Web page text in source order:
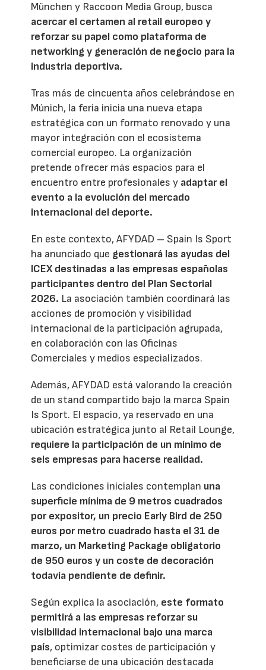
München y Raccoon Media Group, busca
acercar el certamen al retail europeo y
reforzar su papel como plataforma de
networking y generación de negocio para la
industria deportiva.
Tras más de cincuenta años celebrándose en
Múnich, la feria inicia una nueva etapa
estratégica con un formato renovado y una
mayor integración con el ecosistema
comercial europeo. La organización
pretende ofrecer más espacios para el
encuentro entre profesionales y adaptar el
evento a la evolución del mercado
internacional del deporte.
En este contexto, AFYDAD – Spain Is Sport
ha anunciado que gestionará las ayudas del
ICEX destinadas a las empresas españolas
participantes dentro del Plan Sectorial
2026. La asociación también coordinará las
acciones de promoción y visibilidad
internacional de la participación agrupada,
en colaboración con las Oficinas
Comerciales y medios especializados.
Además, AFYDAD está valorando la creación
de un stand compartido bajo la marca Spain
Is Sport. El espacio, ya reservado en una
ubicación estratégica junto al Retail Lounge,
requiere la participación de un mínimo de
seis empresas para hacerse realidad.
Las condiciones iniciales contemplan una
superficie mínima de 9 metros cuadrados
por expositor, un precio Early Bird de 250
euros por metro cuadrado hasta el 31 de
marzo, un Marketing Package obligatorio
de 950 euros y un coste de decoración
todavía pendiente de definir.
Según explica la asociación, este formato
permitirá a las empresas reforzar su
visibilidad internacional bajo una marca
país, optimizar costes de participación y
beneficiarse de una ubicación destacada